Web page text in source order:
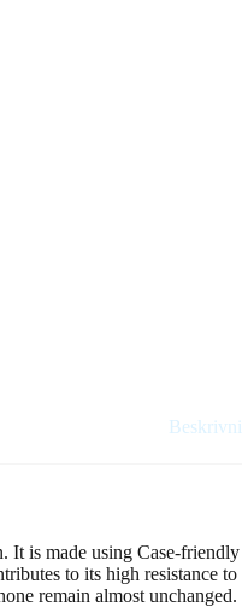
is made using Case-
to its high resistance
remain almost